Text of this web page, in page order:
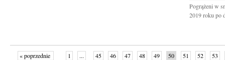
Pogrążeni w
2019 roku po
« poprzednie 1 ... 45 46 47 48 49 50 51 52
53